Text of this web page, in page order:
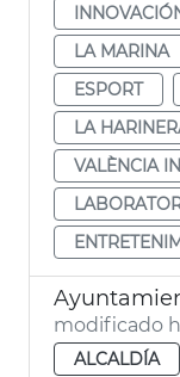
LA MARINA
ESPORT
LA
VALÈNCIA
modificado
ALCALDÍA